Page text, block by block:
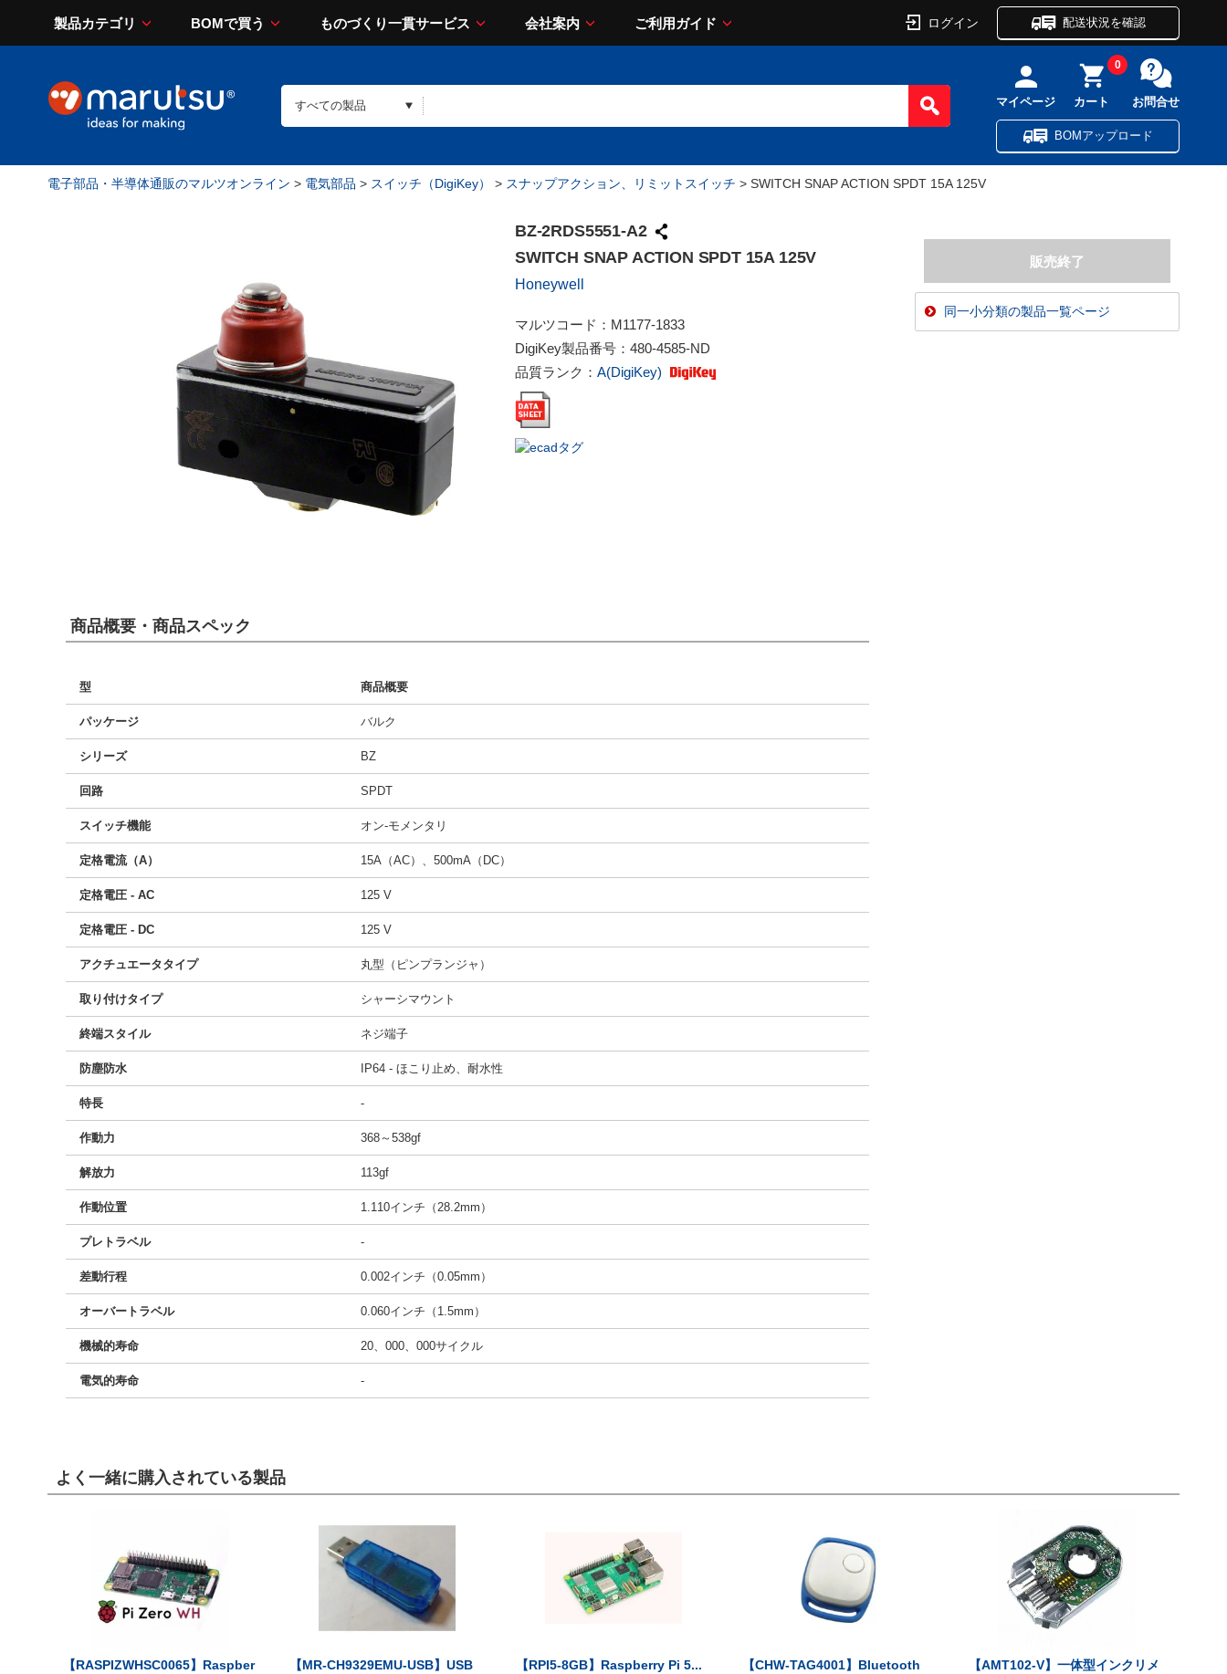
製品カテゴリ BOMで買う ものづくり一貫サービス 会社案内 ご利用ガイド ログイン 配送状況を確認
マイページ カート
0
お問合せ
BOMアップロード
電子部品・半導体通販のマルツオンライン > 電気部品 > スイッチ（DigiKey） > スナップアクション、リミットスイッチ > SWITCH SNAP ACTION SPDT 15A 125V
BZ-2RDS5551-A2
SWITCH SNAP ACTION SPDT 15A 125V
Honeywell
マルツコード： M1177-1833
DigiKey製品番号： 480-4585-ND
品質ランク： A(DigiKey)
同一小分類の製品一覧ページ
商品概要・商品スペック
型 商品概要
パッケージ バルク
シリーズ BZ
回路 SPDT
スイッチ機能 オン-モメンタリ
定格電流（A） 15A（AC）、500mA（DC）
定格電圧 - AC 125 V
定格電圧 - DC 125 V
アクチュエータタイプ 丸型（ピンプランジャ）
取り付けタイプ シャーシマウント
終端スタイル ネジ端子
防塵防水 IP64 - ほこり止め、耐水性
特長 -
作動力 368～538gf
解放力 113gf
作動位置 1.110インチ（28.2mm）
プレトラベル -
差動行程 0.002インチ（0.05mm）
オーバートラベル 0.060インチ（1.5mm）
機械的寿命 20、000、000サイクル
電気的寿命 -
よく一緒に購入されている製品
【RASPIZWHSC0065】Raspber
【MR-CH9329EMU-USB】USB
【RPI5-8GB】Raspberry Pi 5...
【CHW-TAG4001】Bluetooth
【AMT102-V】一体型インクリメ